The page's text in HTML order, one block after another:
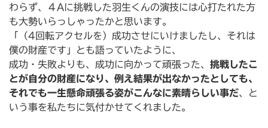
わらず、４Aに挑戦した羽生くんの演技には心打たれた方
も大勢いらっしゃったかと思います。
「（4回転アクセルを）成功させにいけましたし、それは
僕の財産です」とも語っていたように、
成功・失敗よりも、成功に向かって頑張った、 挑戦したこ
とが自分の財産になり、例え結果が出なかったとしても、
それでも一生懸命頑張る姿がこんなに素晴らしい事だ、と
いう事を私たちに気付かせてくれました。